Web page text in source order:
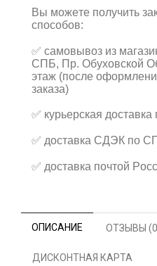
Вы можете получить
способов:
✅ самовывоз из
СПБ, Пр. Обуховской
этаж (после
заказа)
✅ курьерская
✅ доставка СДЭК по
✅ доставка почтой
ОПИСАНИЕ ОТЗЫВЫ
ДИСКОНТНАЯ КАРТА